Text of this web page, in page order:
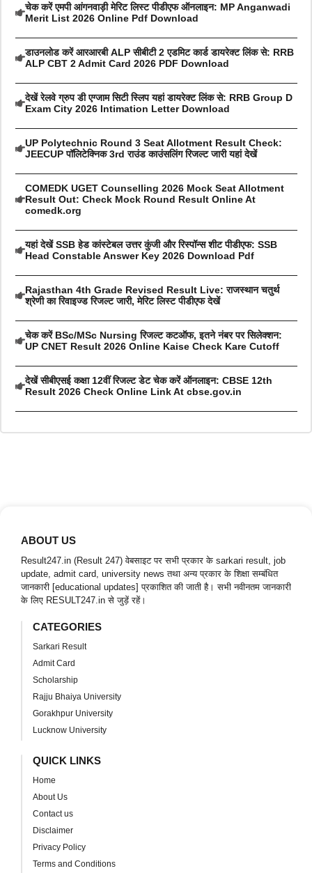
चेक करें एमपी आंगनवाड़ी मेरिट लिस्ट पीडीएफ ऑनलाइन: MP Anganwadi
Merit List 2026 Online Pdf Download
डाउनलोड करें आरआरबी ALP सीबीटी 2 एडमिट कार्ड डायरेक्ट लिंक से: RRB
ALP CBT 2 Admit Card 2026 PDF Download
देखें रेलवे ग्रुप डी एग्जाम सिटी स्लिप यहां डायरेक्ट लिंक से: RRB Group D
Exam City 2026 Intimation Letter Download
UP Polytechnic Round 3 Seat Allotment Result Check:
JEECUP पॉलिटेक्निक 3rd राउंड काउंसलिंग रिजल्ट जारी यहां देखें
COMEDK UGET Counselling 2026 Mock Seat Allotment
Result Out: Check Mock Round Result Online At
comedk.org
यहां देखें SSB हेड कांस्टेबल उत्तर कुंजी और रिस्पॉन्स शीट पीडीएफ: SSB
Head Constable Answer Key 2026 Download Pdf
Rajasthan 4th Grade Revised Result Live: राजस्थान चतुर्थ
श्रेणी का रिवाइज्ड रिजल्ट जारी, मेरिट लिस्ट पीडीएफ देखें
चेक करें BSc/MSc Nursing रिजल्ट कटऑफ, इतने नंबर पर सिलेक्शन:
UP CNET Result 2026 Online Kaise Check Kare Cutoff
देखें सीबीएसई कक्षा 12वीं रिजल्ट डेट चेक करें ऑनलाइन: CBSE 12th
Result 2026 Check Online Link At cbse.gov.in
ABOUT US
Result247.in (Result 247) वेबसाइट पर सभी प्रकार के sarkari result, job
update, admit card, university news तथा अन्य प्रकार के शिक्षा सम्बंधित
जानकारी [educational updates] प्रकाशित की जाती है। सभी नवीनतम जानकारी
के लिए RESULT247.in से जुड़ें रहें।
CATEGORIES
Sarkari Result
Admit Card
Scholarship
Rajju Bhaiya University
Gorakhpur University
Lucknow University
QUICK LINKS
Home
About Us
Contact us
Disclaimer
Privacy Policy
Terms and Conditions